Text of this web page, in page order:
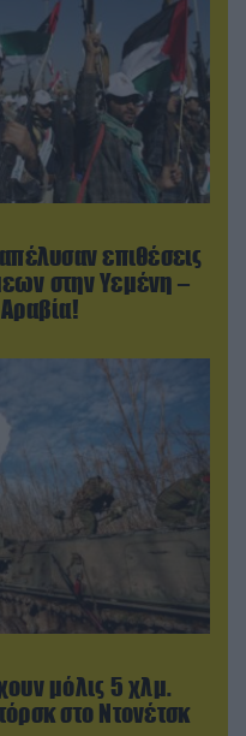
επιθέσεις
στην Υεμένη –
μόλις 5 χλμ.
στο Ντονέτσκ